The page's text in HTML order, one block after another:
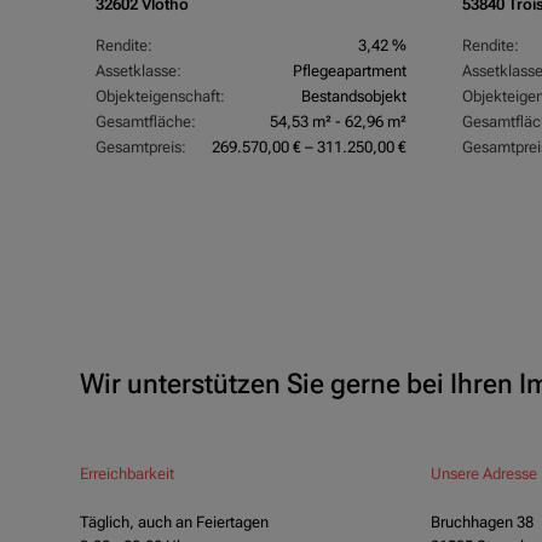
32602 Vlotho
Rendite:
3,42 %
Assetklasse:
Pflegeapartment
Objekteigenschaft:
Bestandsobjekt
Gesamtfläche:
54,53 m² - 62,96 m²
Gesamtpreis:
269.570,00 € – 311.250,00 €
53840
Rendite:
Wir unterstützen Sie gerne bei Ihren
Erreichbarkeit
Täglich, auch an Feiertagen
Unsere Adresse
Bruchhagen 38